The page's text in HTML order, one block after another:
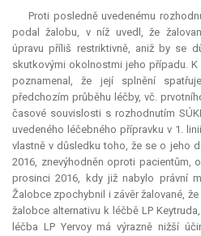
Proti posledně uvedenému
podal žalobu, v níž uvedl, že
úpravu příliš restriktivně, aniž by se
skutkovými okolnostmi jeho případu.
poznamenal, že její splnění
předchozím průběhu léčby, vč.
časové souvislosti s rozhodnutím
uvedeného léčebného přípravku v 1.
vlastně v důsledku toho, že se o jeho
2016, znevýhodněn oproti pacientům,
prosinci 2016, kdy již nabylo právní
Žalobce zpochybnil i závěr žalované,
žalobce alternativu k léčbě LP
léčba LP Yervoy má výrazně nižší